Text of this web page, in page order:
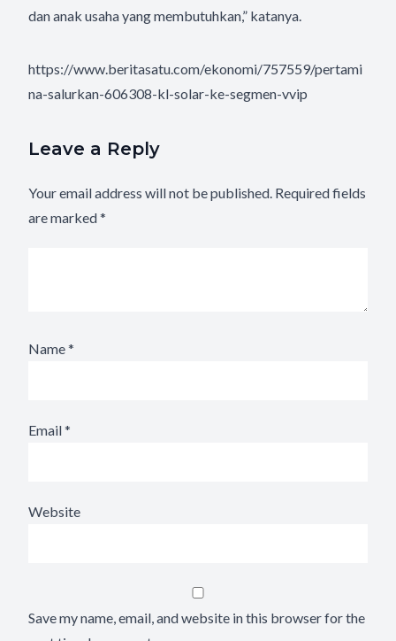
dan anak usaha yang membutuhkan,” katanya.
https://www.beritasatu.com/ekonomi/757559/pertami
na-salurkan-606308-kl-solar-ke-segmen-vvip
Leave a Reply
Your email address will not be published. Required fields
are marked*
Name*
Email*
Website
Save my name, email, and website in this browser for the